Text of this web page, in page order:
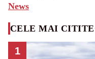
News
CELE MAI CITITE
1